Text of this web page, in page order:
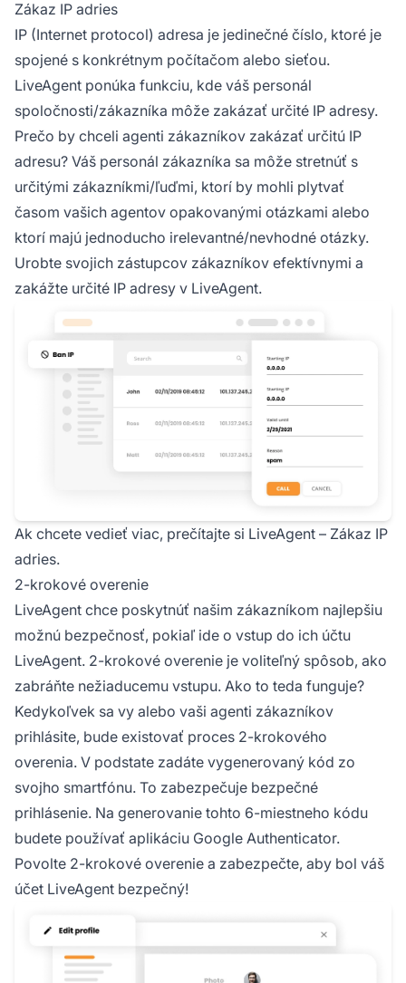
Zákaz IP adries
IP (Internet protocol) adresa je jedinečné číslo, ktoré je
spojené s konkrétnym počítačom alebo sieťou.
LiveAgent ponúka funkciu, kde váš personál
spoločnosti/zákazníka môže zakázať určité IP adresy.
Prečo by chceli agenti zákazníkov zakázať určitú IP
adresu? Váš personál zákazníka sa môže stretnúť s
určitými zákazníkmi/ľuďmi, ktorí by mohli plytvať
časom vašich agentov opakovanými otázkami alebo
ktorí majú jednoducho irelevantné/nevhodné otázky.
Urobte svojich zástupcov zákazníkov efektívnymi a
zakážte určité IP adresy v LiveAgent.
Ak chcete vedieť viac, prečítajte si LiveAgent – Zákaz IP
adries.
2-krokové overenie
LiveAgent chce poskytnúť našim zákazníkom najlepšiu
možnú bezpečnosť, pokiaľ ide o vstup do ich účtu
LiveAgent. 2-krokové overenie je voliteľný spôsob, ako
zabráňte nežiaducemu vstupu. Ako to teda funguje?
Kedykoľvek sa vy alebo vaši agenti zákazníkov
prihlásite, bude existovať proces 2-krokového
overenia. V podstate zadáte vygenerovaný kód zo
svojho smartfónu. To zabezpečuje bezpečné
prihlásenie. Na generovanie tohto 6-miestneho kódu
budete používať aplikáciu Google Authenticator.
Povolte 2-krokové overenie a zabezpečte, aby bol váš
účet LiveAgent bezpečný!